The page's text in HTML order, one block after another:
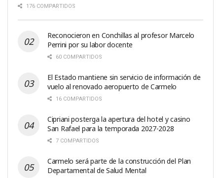
176 COMPARTIDOS
Reconocieron en Conchillas al profesor Marcelo
Perrini por su labor docente
60 COMPARTIDOS
El Estado mantiene sin servicio de información de
vuelo al renovado aeropuerto de Carmelo
16 COMPARTIDOS
Cipriani posterga la apertura del hotel y casino
San Rafael para la temporada 2027-2028
7 COMPARTIDOS
Carmelo será parte de la construcción del Plan
Departamental de Salud Mental